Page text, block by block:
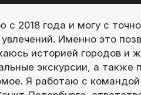
с 2018 года и могу с
Именно это
историей городов и
экскурсии, а
Я работаю с